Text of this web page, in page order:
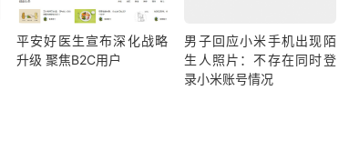
平安好医生宣布深化战略
升级 聚焦B2C用户
男子回应小米手机出现陌
生人照片：不存在同时登
录小米账号情况